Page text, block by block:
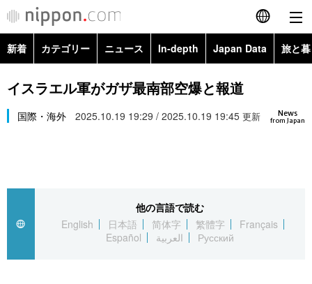
English
简体字
繁體字
العربية
新着 カテゴリー ニュース In-depth Japan Data 旅と
政治・外交
経済・ビジネス
社会
文化
科学・技術
Images
お知らせ
イスラエル軍がガザ最南部空爆と報道
News
from Japan
国際・海外 2025.10.19 19:29 / 2025.10.19 19:45 更新
他の言語で読む
English
日本語 简体字 繁體字
Français
Español
العربية Русский